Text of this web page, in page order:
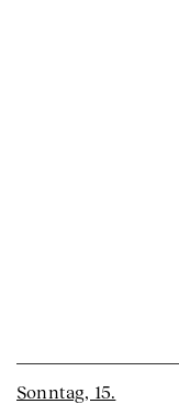
Sonntag, 15.